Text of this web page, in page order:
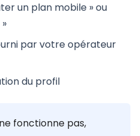
un plan mobile » ou
par votre opérateur
du profil
fonctionne pas,